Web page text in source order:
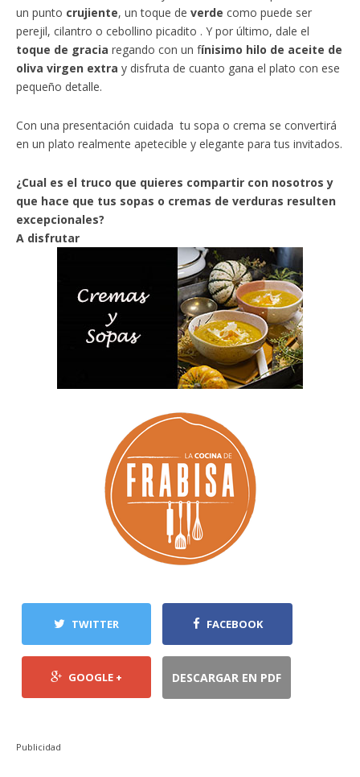
un punto crujiente, un toque de verde como puede ser
perejil, cilantro o cebollino picadito . Y por último, dale el
toque de gracia regando con un fínisimo hilo de aceite de
oliva virgen extra y disfruta de cuanto gana el plato con ese
pequeño detalle.
Con una presentación cuidada tu sopa o crema se convertirá
en un plato realmente apetecible y elegante para tus invitados.
¿Cual es el truco que quieres compartir con nosotros y
que hace que tus sopas o cremas de verduras resulten
excepcionales?
A disfrutar
TWITTER FACEBOOK
GOOGLE + DESCARGAR EN PDF
Publicidad